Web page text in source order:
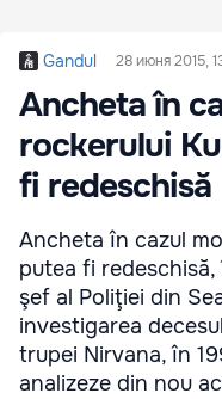
Gandul 28 июня 2015,
Ancheta în
rockerului
fi redeschisă
Ancheta în cazul
putea fi
şef al Poliţiei din
investigarea
trupei Nirvana, în
analizeze din nou